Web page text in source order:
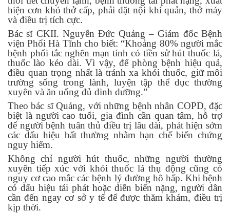
hiện cơn khó thở cấp, phải đặt nội khí quản, thở máy
và điều trị tích cực.
Bác sĩ CKII.Nguyễn Đức Quảng – Giám đốc Bệnh
viện Phổi Hà Tĩnh cho biết: “Khoảng 80% người mắc
bệnh phổi tắc nghẽn mạn tính có tiền sử hút thuốc lá,
thuốc lào kéo dài. Vì vậy, để phòng bệnh hiệu quả,
điều quan trọng nhất là tránh xa khói thuốc, giữ môi
trường sống trong lành, luyện tập thể dục thường
xuyên và ăn uống đủ dinh dưỡng.”
Theo bác sĩ Quảng, với những bệnh nhân COPD, đặc
biệt là người cao tuổi, gia đình cần quan tâm, hỗ trợ
để người bệnh tuân thủ điều trị lâu dài, phát hiện sớm
các dấu hiệu bất thường nhằm hạn chế biến chứng
nguy hiểm.
Không chỉ người hút thuốc,những người thường
xuyên tiếp xúc với khói thuốc lá thụ động cũng có
nguy cơ cao mắc các bệnh lý đường hô hấp. Khi bệnh
có dấu hiệu tái phát hoặc diễn biến nặng, người dân
cầnđến ngay cơ sở y tế để được thăm khám, điều trị
kịp thời.